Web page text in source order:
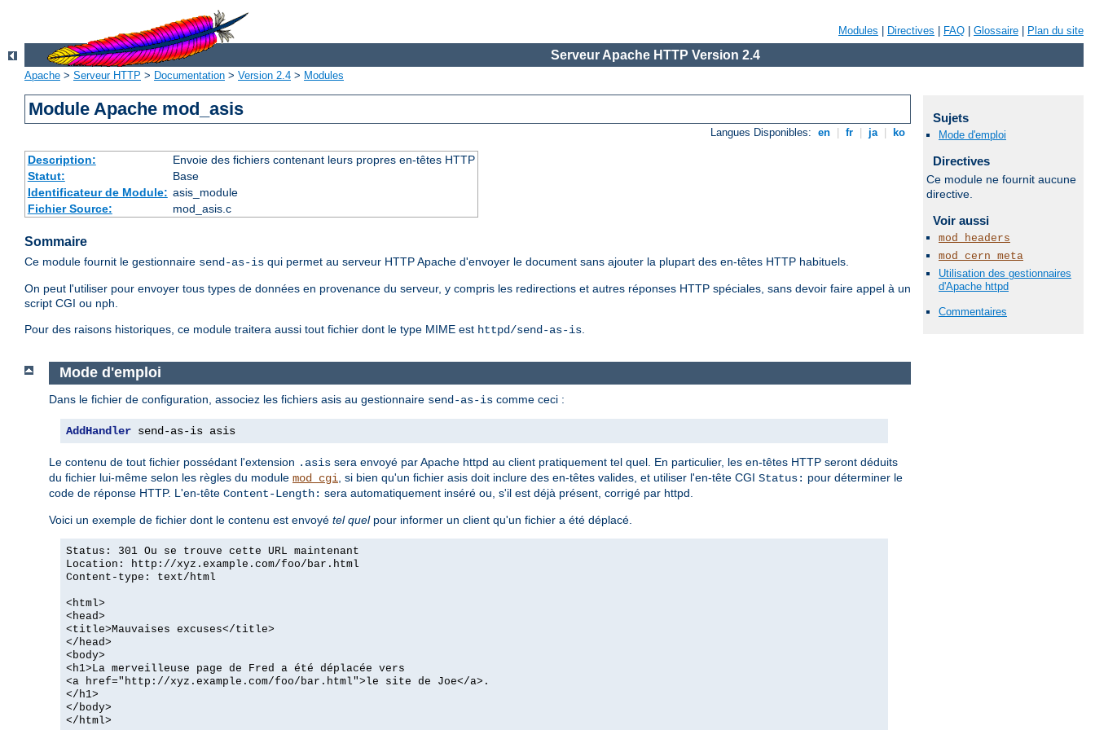
Modules Directives FAQ Glossaire Plan du site
Serveur Apache HTTP Version 2.4
Apache > Serveur HTTP > Documentation > Version 2.4 > Modules
Module Apache mod_asis
Langues Disponibles: en fr ja ko
Description:
Envoie des fichiers contenant leurs propres en-têtes HTTP
Statut:
Base
Identificateur de Module: asis_module
Fichier Source:
mod_asis.c
Sommaire
Ce module fournit le gestionnaire send-as-is qui permet au serveur HTTP Apache d'envoyer le document sans ajouter la plupart des en-têtes HTTP habituels.
On peut l'utiliser pour envoyer tous types de données en provenance du serveur, y compris les redirections et autres réponses HTTP spéciales, sans devoir faire appel à un
script CGI ou nph.
Pour des raisons historiques, ce module traitera aussi tout fichier dont le type MIME est httpd/send-as-is.
Sujets
Mode d'emploi
Directives
Ce module ne fournit aucune
directive.
Voir aussi
mod_headers
mod_cern_meta
Utilisation des gestionnaires
d'Apache httpd
Commentaires
Mode d'emploi
Dans le fichier de configuration, associez les fichiers asis au gestionnaire send-as-is comme ceci :
AddHandler send-as-is asis
Le contenu de tout fichier possédant l'extension .asis sera envoyé par Apache httpd au client pratiquement tel quel. En particulier, les en-têtes HTTP seront déduits
du fichier lui-même selon les règles du module mod_cgi , si bien qu'un fichier asis doit inclure des en-têtes valides, et utiliser l'en-tête CGI Status: pour déterminer le
code de réponse HTTP. L'en-tête Content-Length: sera automatiquement inséré ou, s'il est déjà présent, corrigé par httpd.
Voici un exemple de fichier dont le contenu est envoyé tel quelpour informer un client qu'un fichier a été déplacé.
Status: 301 Ou se trouve cette URL maintenant
Location: http://xyz.example.com/foo/bar.html
Content-type: text/html
<html>
<head>
<title>Mauvaises excuses</title>
</head>
<body>
<h1>La merveilleuse page de Fred a été déplacée vers
<a href="http://xyz.example.com/foo/bar.html">le site de Joe</a>.
</h1>
</body>
</html>